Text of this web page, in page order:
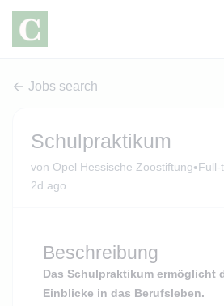
Jobs search
Schulpraktikum
von Opel Hessische Zoostiftung•Full-
2d ago
Beschreibung
Das Schulpraktikum ermöglicht
Einblicke in das Berufsleben.